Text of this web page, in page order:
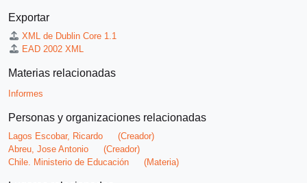
Exportar
XML de Dublin Core 1.1
EAD 2002 XML
Materias relacionadas
Informes
Personas y organizaciones relacionadas
Lagos Escobar, Ricardo
(Creador)
Abreu, Jose Antonio
(Creador)
Chile. Ministerio de Educación
(Materia)